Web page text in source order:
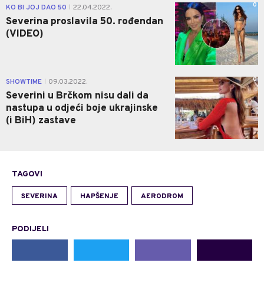
KO BI JOJ DAO 50 22.04.2022.
Severina proslavila 50. rođendan
(VIDEO)
0
SHOWTIME 09.03.2022.
Severini u Brčkom nisu dali da
nastupa u odjeći boje ukrajinske
(i BiH) zastave
0
TAGOVI
SEVERINA HAPŠENJE AERODROM
PODIJELI